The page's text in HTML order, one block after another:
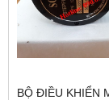
BỘ ĐIỀU KHIỂN